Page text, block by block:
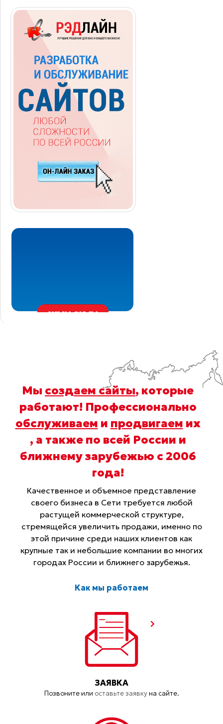
Мы создаем сайты, которые
работают! Профессионально
обслуживаем и продвигаем их
, а также по всей России и
ближнему зарубежью с 2006
года!
Качественное и объемное представление
своего бизнеса в Сети требуется любой
растущей коммерческой структуре,
стремящейся увеличить продажи, именно по
этой причине среди наших клиентов как
крупные так и небольшие компании во многих
городах России и ближнего зарубежья.
Как мы работаем
ЗАЯВКА
Позвоните или оставьте заявкуна сайте.